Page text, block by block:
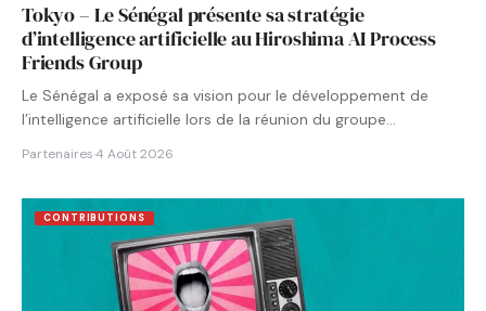
Tokyo – Le Sénégal présente sa stratégie
d’intelligence artificielle au Hiroshima AI Process
Friends Group
Le Sénégal a exposé sa vision pour le développement de
l’intelligence artificielle lors de la réunion du groupe…
Partenaires·4 Août 2026
CONTRIBUTIONS